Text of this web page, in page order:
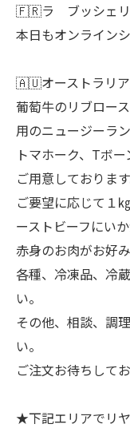
🇫🇷ラ ブッシェ
本日もオンライン
🇦🇺オーストラリ
葡萄牛のリブロー
用のニュージーラ
トマホーク、Tボ
ご用意しております
ご要望に応じて１
ーストビーフにい
赤身のお肉がお好
各種、冷凍品、冷
い。
その他、相談、調
い。
ご注文お待ちして
★下記エリアでリ